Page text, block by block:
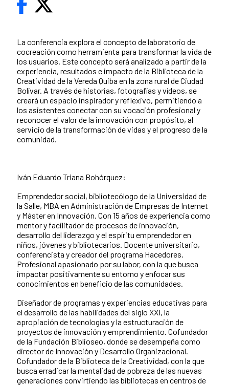
La conferencia explora el concepto de laboratorio de
cocreación como herramienta para transformar la vida de
los usuarios. Este concepto será analizado a partir de la
experiencia, resultados e impacto de la Biblioteca de la
Creatividad de la Vereda Quiba en la zona rural de Ciudad
Bolívar. A través de historias, fotografías y vídeos, se
creará un espacio inspirador y reflexivo, permitiendo a
los asistentes conectar con su vocación profesional y
reconocer el valor de la innovación con propósito, al
servicio de la transformación de vidas y el progreso de la
comunidad.
Iván Eduardo Triana Bohórquez:
Emprendedor social, bibliotecólogo de la Universidad de
la Salle, MBA en Administración de Empresas de Internet
y Máster en Innovación. Con 15 años de experiencia como
mentor y facilitador de procesos de innovación,
desarrollo del liderazgo y el espíritu emprendedor en
niños, jóvenes y bibliotecarios. Docente universitario,
conferencista y creador del programa Hacedores.
Profesional apasionado por su labor, con la que busca
impactar positivamente su entorno y enfocar sus
conocimientos en beneficio de las comunidades.
Diseñador de programas y experiencias educativas para
el desarrollo de las habilidades del siglo XXI, la
apropiación de tecnologías y la estructuración de
proyectos de innovación y emprendimiento. Cofundador
de la Fundación Biblioseo, donde se desempeña como
director de Innovación y Desarrollo Organizacional.
Cofundador de la Biblioteca de la Creatividad, con la que
busca erradicar la mentalidad de pobreza de las nuevas
generaciones convirtiendo las bibliotecas en centros de